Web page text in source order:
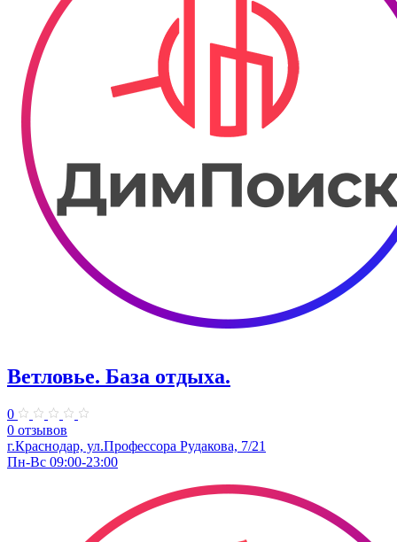
Ветловье. База отдыха.
0
0 отзывов
г.Краснодар, ул.Профессора Рудакова, 7/21
Пн-Вс 09:00-23:00